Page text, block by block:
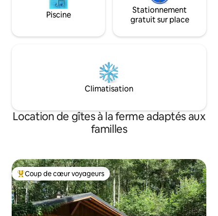
Piscine
Stationnement
gratuit sur place
Climatisation
Location de gîtes à la ferme adaptés aux
familles
Coups de cœur voyageurs les plus appréciés
Coup de cœur voyageurs